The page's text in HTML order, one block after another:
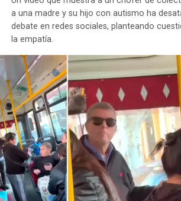
8218.
TEMAS RELACIONADOS: LANUS LANÚS
NENA DESAPARECIDA
PERSONA
PERSONA PERDIDA
PRÓXIMO ARTÍCULO
EMBOSCARON Y GOLPEARON A UN
ROBARLE
a una madre y su hijo con autismo ha
debate en redes sociales, planteando
la empatía.